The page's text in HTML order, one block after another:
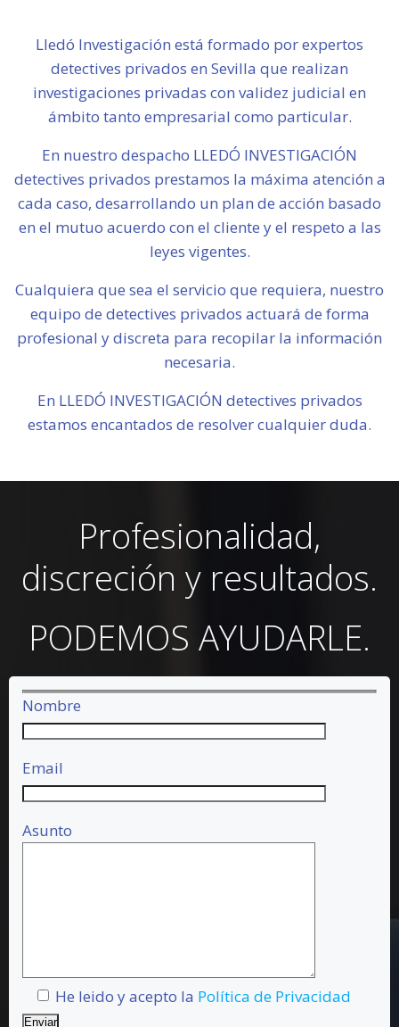
Lledó Investigación está formado por expertos
detectives privados en Sevilla que realizan
investigaciones privadas con validez judicial en
ámbito tanto empresarial como particular.
En nuestro despacho LLEDÓ INVESTIGACIÓN
detectives privados prestamos la máxima atención a
cada caso, desarrollando un plan de acción basado
en el mutuo acuerdo con el cliente y el respeto a las
leyes vigentes.
Cualquiera que sea el servicio que requiera, nuestro
equipo de detectives privados actuará de forma
profesional y discreta para recopilar la información
necesaria.
En LLEDÓ INVESTIGACIÓN detectives privados
estamos encantados de resolver cualquier duda.
Profesionalidad,
discreción y resultados.
PODEMOS AYUDARLE.
Nombre
Email
Asunto
He leido y acepto la Política de Privacidad